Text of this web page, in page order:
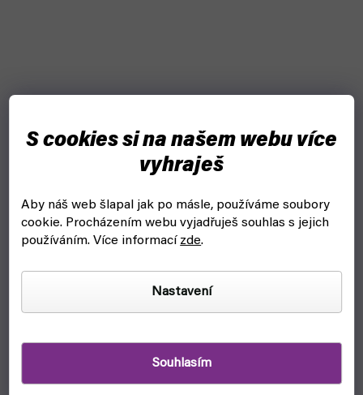
S cookies si na našem webu více
vyhraješ
Aby náš web šlapal jak po másle, používáme soubory
cookie. Procházením webu vyjadřuješ souhlas s jejich
používáním. Více informací zde.
Nastavení
Souhlasím